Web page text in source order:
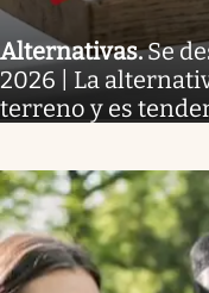
Alternativas.Se
2026 | La
terreno y es